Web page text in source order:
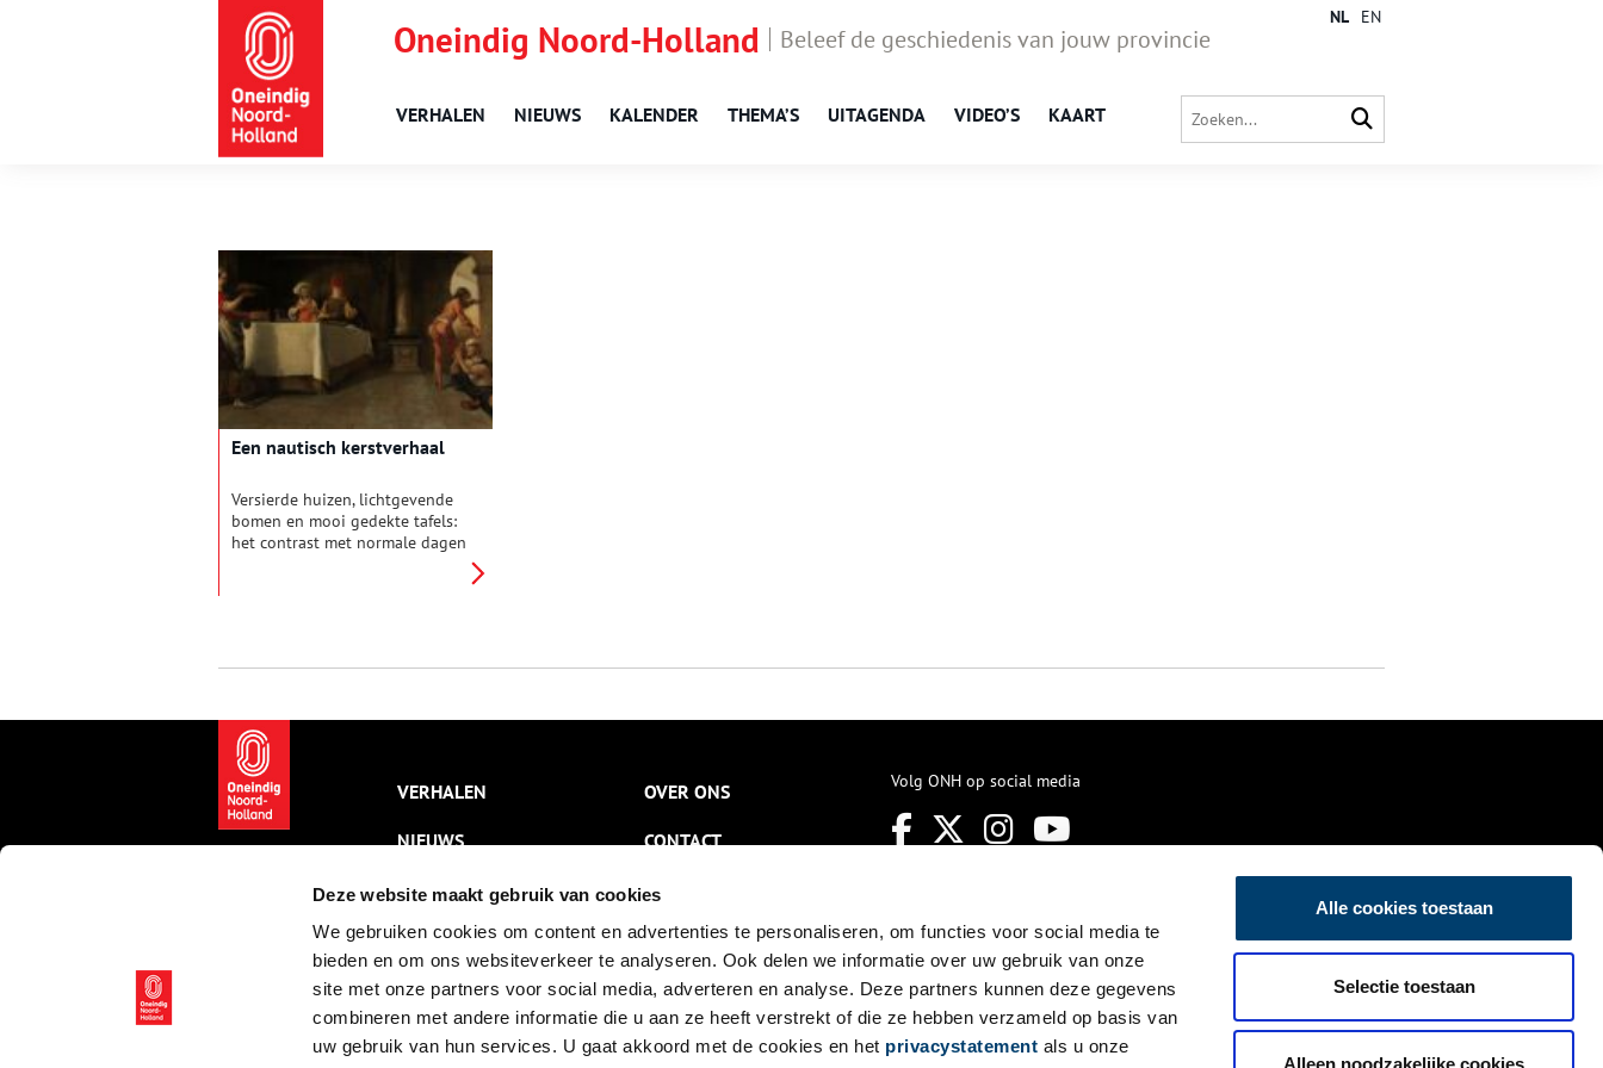
Deze website maakt gebruik van cookies
We gebruiken cookies om content en advertenties te personaliseren, om functies voor social media te
bieden en om ons websiteverkeer te analyseren. Ook delen we informatie over uw gebruik van onze
site met onze partners voor social media, adverteren en analyse. Deze partners kunnen deze gegevens
combineren met andere informatie die u aan ze heeft verstrekt of die ze hebben verzameld op basis van
uw gebruik van hun services. U gaat akkoord met de cookies en het privacystatement als u onze
Alle cookies toestaan
Selectie toestaan
Alleen noodzakelijke cookies
Oneindig Noord-Holland Beleef de geschiedenis van jouw provincie
VERHALEN NIEUWS KALENDER THEMA’S UITAGENDA VIDEO’S KAART
NL EN
Een nautisch kerstverhaal
Versierde huizen, lichtgevende
bomen en mooi gedekte tafels:
het contrast met normale dagen
van dit wijze kerstverhaal; maar
VERHALEN
NIEUWS
KALENDER
THEMA’S
ACTIVITEITEN
VIDEO’S
OVER ONS
CONTACT
NIEUWSBRIEF
DISCLAIMER
PRIVACY
TOEGANKELIJKHEID
Volg ONH op social media